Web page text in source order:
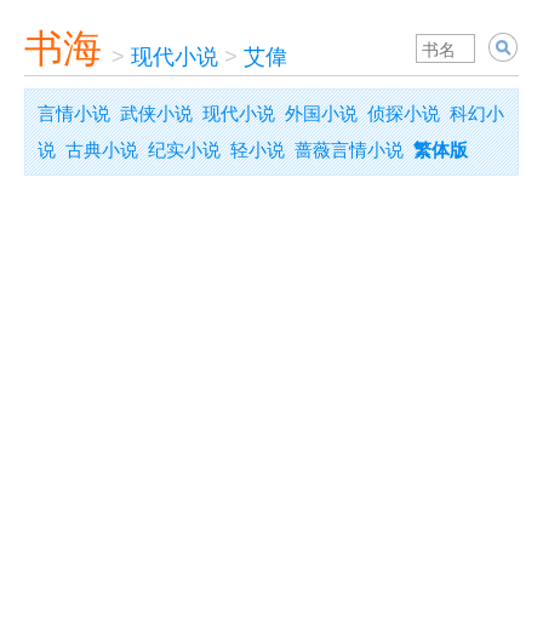
书海 > 现代小说 > 艾偉
言情小说 武侠小说 现代小说 外国小说 侦探小说 科幻小
说 古典小说 纪实小说 轻小说 蔷薇言情小说 繁体版